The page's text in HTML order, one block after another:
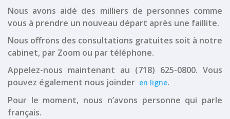
Nous avons aidé des milliers de personnes comme
vous à prendre un nouveau départ après une faillite.
Nous offrons des consultations gratuites soit à notre
cabinet, par Zoom ou par téléphone.
Appelez-nous maintenant au (718) 625-0800. Vous
pouvez également nous joinder en ligne.
Pour le moment, nous n’avons personne qui parle
français.